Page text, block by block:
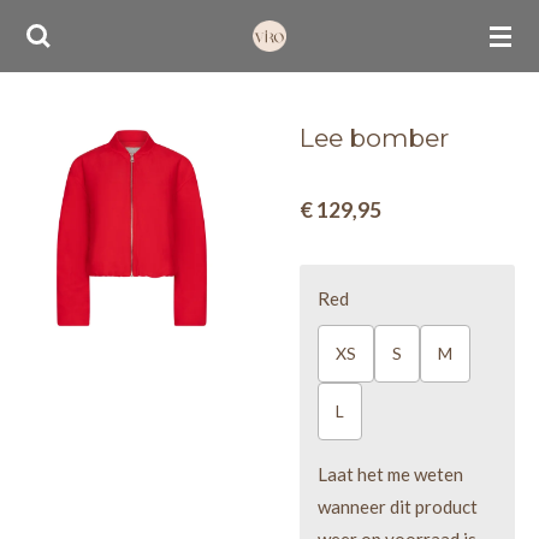
Ga
hoofdinhoud
Lee bomber
€ 129,95
Red
XS S M
L
Laat het me weten
wanneer dit product